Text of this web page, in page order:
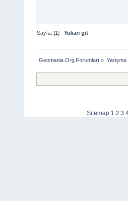
Sayfa: [1]Yukarı git
Geomania.Org Forumları » Yarışma
Sitemap 1 2 3